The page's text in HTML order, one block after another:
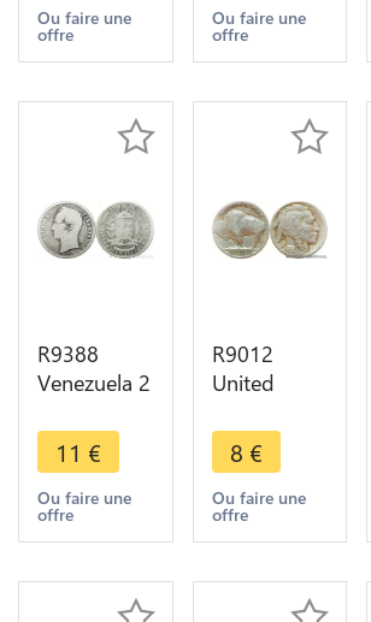
1812 Battle
Cuidad
Badajoz
Ou faire une
offre
1964 Silver
-> Make
Ou faire une
offre
R9388
Venezuela 2
Libertador
1945 P
Philadelphia
Silver ->
11 €
Ou faire une
offre
R9012
United
5 Cents
Buffalo
1924 ->
Make offer
8 €
Ou faire une
offre